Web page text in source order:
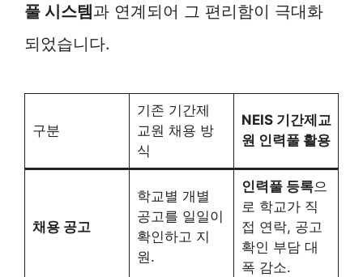
풀 시스템과 연계되어 그 편리함이 극대화
되었습니다.
구분
기존 기간제
교원 채용 방
식
NEIS 기간제교
원 인력풀 활용
채용 공고
학교별 개별
공고를 일일이
확인하고 지
원.
인력풀 등록으
로 학교가 직
접 연락, 공고
확인 부담 대
폭 감소.